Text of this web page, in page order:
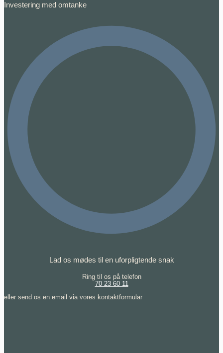
Investering med omtanke
Lad os mødes til en uforpligtende snak
Ring til os på telefon
70 23 60 11
eller send os en email via vores kontaktformular